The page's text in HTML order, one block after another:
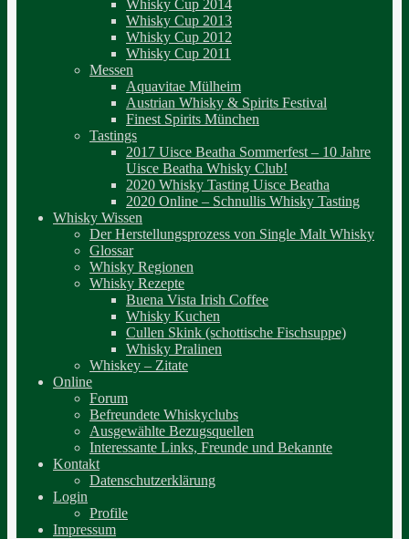
Whisky Cup 2014
Whisky Cup 2013
Whisky Cup 2012
Whisky Cup 2011
Messen
Aquavitae Mülheim
Austrian Whisky & Spirits Festival
Finest Spirits München
Tastings
2017 Uisce Beatha Sommerfest – 10 Jahre
Uisce Beatha Whisky Club!
2020 Whisky Tasting Uisce Beatha
2020 Online – Schnullis Whisky Tasting
Whisky Wissen
Der Herstellungsprozess von Single Malt Whisky
Glossar
Whisky Regionen
Whisky Rezepte
Buena Vista Irish Coffee
Whisky Kuchen
Cullen Skink (schottische Fischsuppe)
Whisky Pralinen
Whiskey – Zitate
Online
Forum
Befreundete Whiskyclubs
Ausgewählte Bezugsquellen
Interessante Links, Freunde und Bekannte
Kontakt
Datenschutzerklärung
Login
Profile
Impressum